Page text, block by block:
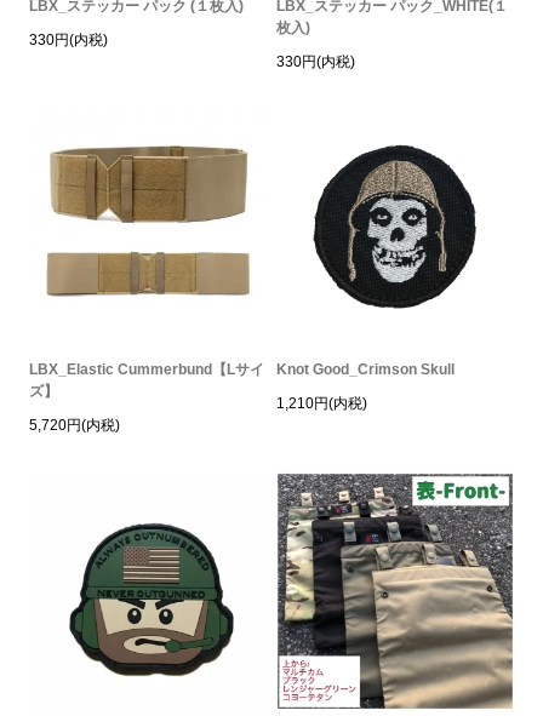
LBX_ステッカー パック (１枚入)
330円(内税)
LBX_ステッカー パック_WHITE(１
枚入)
330円(内税)
LBX_Elastic Cummerbund【Lサイ
ズ】
5,720円(内税)
Knot Good_Crimson Skull
1,210円(内税)